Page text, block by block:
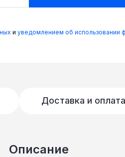
и уведомлением об использовании
Доставка и оплата
Описание